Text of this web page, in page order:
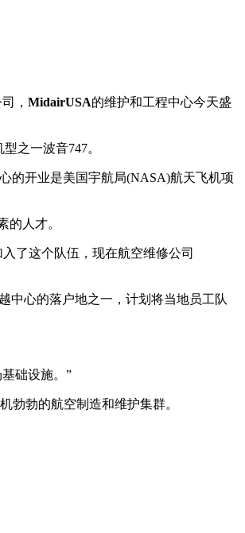
， MidairUSA的维护和工程中心今天盛
之一波音747。
的开业是美国宇航局(NASA)航天飞机项
的人才。
入了这个队伍，现在航空维修公司
中心的落户地之一，计划将当地员工队
础设施。”
勃勃的航空制造和维护集群。